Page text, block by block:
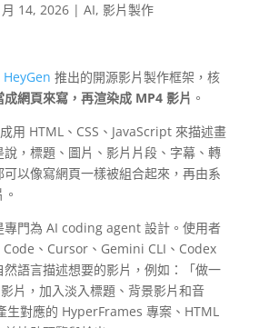
14, 2026| AI, 影片製作
HeyGen 推出的開源影片製作框架，核
成網頁來寫，再渲染成 MP4 影片 。
用 HTML、CSS、JavaScript 來描述畫
，標題、圖片、影片片段、字幕、轉
以像寫網頁一樣被組合起來，再由系
專門為 AI coding agent 設計。使用者
、Cursor、Gemini CLI、Codex
語言描述想要的影片，例如：「做一
片，加入淡入標題、背景影片和音
生對應的 HyperFrames 專案、HTML